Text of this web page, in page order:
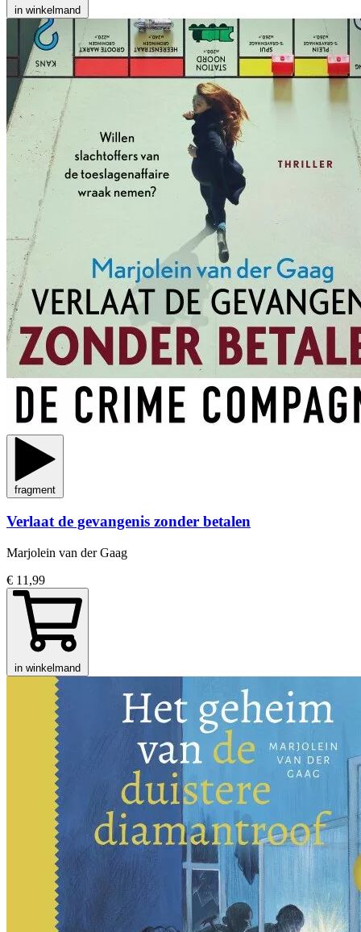
in winkelmand
fragment
Verlaat de gevangenis zonder betalen
Marjolein van der Gaag
€ 11,99
in winkelmand